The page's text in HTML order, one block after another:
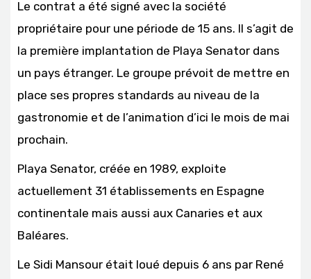
Le contrat a été signé avec la société
propriétaire pour une période de 15 ans. Il s’agit de
la première implantation de Playa Senator dans
un pays étranger. Le groupe prévoit de mettre en
place ses propres standards au niveau de la
gastronomie et de l’animation d’ici le mois de mai
prochain.
Playa Senator, créée en 1989, exploite
actuellement 31 établissements en Espagne
continentale mais aussi aux Canaries et aux
Baléares.
Le Sidi Mansour était loué depuis 6 ans par René